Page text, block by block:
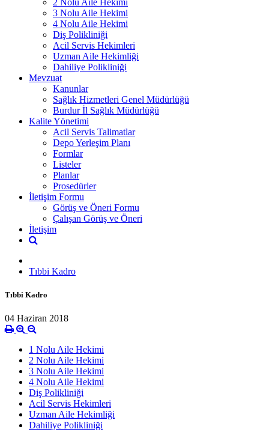
3 Nolu Aile Hekimi
4 Nolu Aile Hekimi
Diş Polikliniği
Acil Servis Hekimleri
Uzman Aile Hekimliği
Dahiliye Polikliniği
Mevzuat
Kanunlar
Sağlık Hizmetleri Genel Müdürlüğü
Burdur İl Sağlık Müdürlüğü
Kalite Yönetimi
Acil Servis Talimatlar
Depo Yerleşim Planı
Formlar
Listeler
Planlar
Prosedürler
İletişim Formu
Görüş ve Öneri Formu
Çalışan Görüş ve Öneri
İletişim
Tıbbi Kadro
Tıbbi Kadro
04 Haziran 2018
1 Nolu Aile Hekimi
2 Nolu Aile Hekimi
3 Nolu Aile Hekimi
4 Nolu Aile Hekimi
Diş Polikliniği
Acil Servis Hekimleri
Uzman Aile Hekimliği
Dahiliye Polikliniği